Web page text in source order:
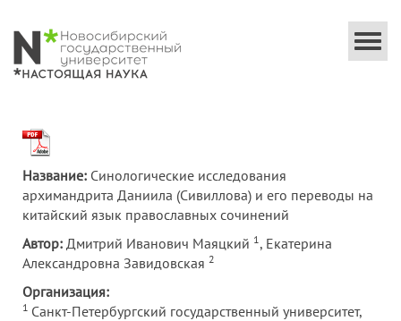
Название: Синологические исследования
архимандрита Даниила (Сивиллова) и его переводы на
китайский язык православных сочинений
Автор: Дмитрий Иванович Маяцкий 1, Екатерина
Александровна Завидовская 2
Организация:
1 Санкт-Петербургский государственный университет,